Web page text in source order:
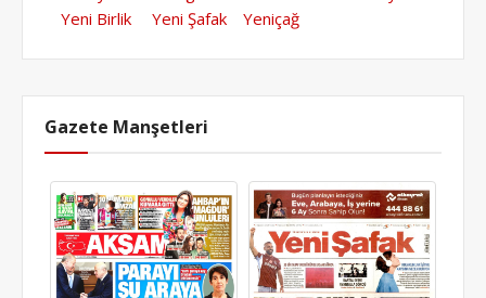
Yeni Birlik
Yeni Şafak Yeniçağ
Gazete Manşetleri